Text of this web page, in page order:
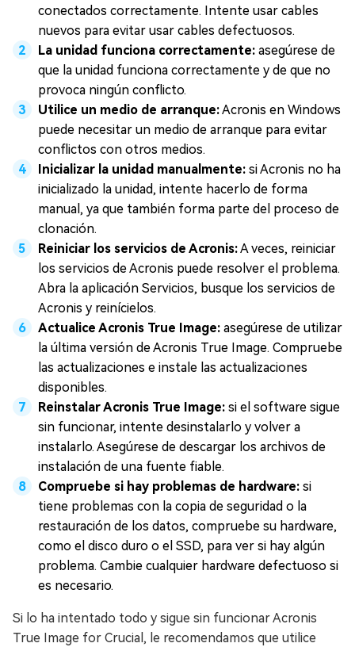
conectados correctamente. Intente usar cables
nuevos para evitar usar cables defectuosos.
La unidad funciona correctamente: asegúrese de
que la unidad funciona correctamente y de que no
provoca ningún conflicto.
Utilice un medio de arranque:Acronis en Windows
puede necesitar un medio de arranque para evitar
conflictos con otros medios.
Inicializar la unidad manualmente: si Acronis no ha
inicializado la unidad, intente hacerlo de forma
manual, ya que también forma parte del proceso de
clonación.
Reiniciar los servicios de Acronis:A veces, reiniciar
los servicios de Acronis puede resolver el problema.
Abra la aplicación Servicios, busque los servicios de
Acronis y reinícielos.
Actualice Acronis True Image: asegúrese de utilizar
la última versión de Acronis True Image. Compruebe
las actualizaciones e instale las actualizaciones
disponibles.
Reinstalar Acronis True Image: si el software sigue
sin funcionar, intente desinstalarlo y volver a
instalarlo. Asegúrese de descargar los archivos de
instalación de una fuente fiable.
Compruebe si hay problemas de hardware: si
tiene problemas con la copia de seguridad o la
restauración de los datos, compruebe su hardware,
como el disco duro o el SSD, para ver si hay algún
problema. Cambie cualquier hardware defectuoso si
es necesario.
Si lo ha intentado todo y sigue sin funcionar Acronis
True Image for Crucial, le recomendamos que utilice